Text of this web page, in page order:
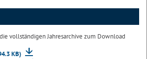
vollständigen Jahresarchive zum Download
KB)